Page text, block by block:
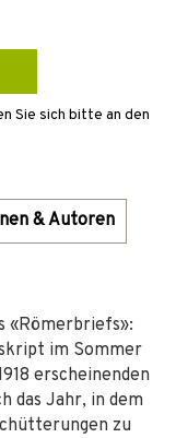
Sie sich bitte an den
& Autoren
«Römerbriefs»:
im Sommer
erscheinenden
das Jahr, in dem
zu